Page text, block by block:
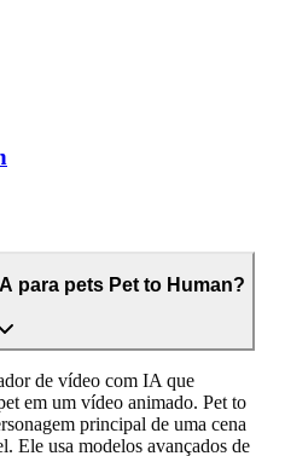
para pets Pet to Human?
de vídeo com IA que
em um vídeo animado. Pet to
principal de uma cena
Ele usa modelos avançados de